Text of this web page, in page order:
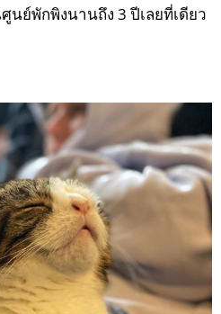
นย์พักพิงนานถึง 3 ปีเลยที่เดียว